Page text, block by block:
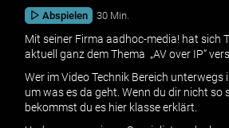
Abspielen 30 Min.
Mit seiner Firma aadhoc-media! hat sich
aktuell ganz dem Thema „AV over IP“
Wer im Video Technik Bereich
um was es da geht. Wenn du dir nicht so
bekommst du es hier klasse erklärt.